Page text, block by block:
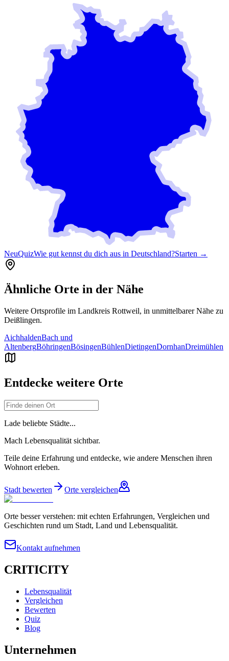
NeuQuizWie gut kennst du dich aus in Deutschland?Starten →
Ähnliche Orte in der Nähe
Weitere Ortsprofile im Landkreis Rottweil, in unmittelbarer Nähe zu
Deißlingen.
AichhaldenBach und
AltenbergBöhringenBösingenBühlenDietingenDornhanDreimühlen
Entdecke weitere Orte
Lade beliebte Städte...
Mach Lebensqualität sichtbar.
Teile deine Erfahrung und entdecke, wie andere Menschen ihren
Wohnort erleben.
Stadt bewerten Orte vergleichen
Orte besser verstehen: mit echten Erfahrungen, Vergleichen und
Geschichten rund um Stadt, Land und Lebensqualität.
Kontakt aufnehmen
CRITICITY
Lebensqualität
Vergleichen
Bewerten
Quiz
Blog
Unternehmen